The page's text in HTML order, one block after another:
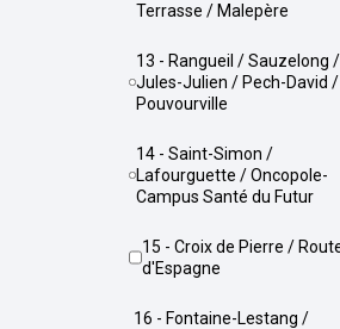
Terrasse / Malepère
13 - Rangueil / Sauzelong /
Jules-Julien / Pech-David /
Pouvourville
14 - Saint-Simon /
Lafourguette / Oncopole-
Campus Santé du Futur
15 - Croix de Pierre / Route
d'Espagne
16 - Fontaine-Lestang /